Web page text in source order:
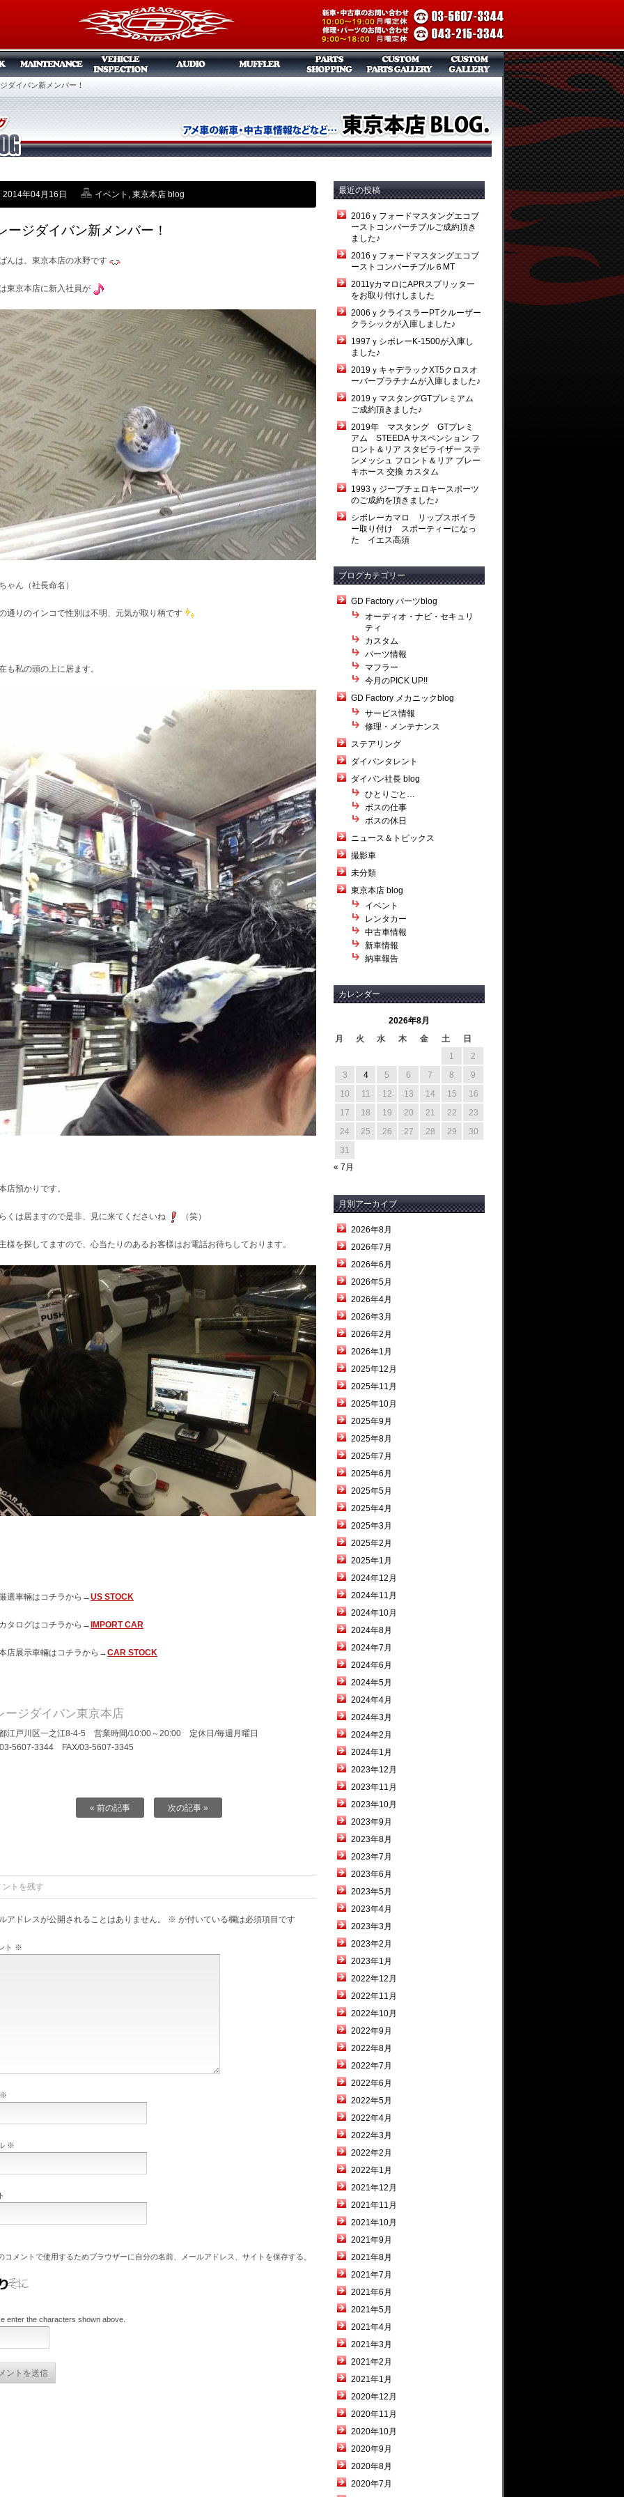
ダイバン新メンバー！
2014年04月16日 イベント , 東京本店 blog
ージダイバン新メンバー！
んは。東京本店の水野です
東京本店に新入社員が
ゃん（社長命名）
通りのインコで性別は不明、元気が取り柄です
も私の頭の上に居ます。
店預かりです。
くは居ますので是非、見に来てくださいね （笑）
様を探してますので、心当たりのあるお客様はお電話お待ちしております。
選車輛はコチラから→US STOCK
タログはコチラから→ IMPORT CAR
店展示車輛はコチラから→CAR STOCK
ージダイバン東京本店
江戸川区一之江8-4-5 営業時間/10:00～20:00 定休日/毎週月曜日
5607-3344 FAX/03-5607-3345
« 前の記事 次の記事 »
ントを残す
アドレスが公開されることはありません。 ※ が付いている欄は必須項目です
ト ※
※
※
コメントで使用するためブラウザーに自分の名前、メールアドレス、サイトを保存する。
enter the characters shown above.
最近の投稿
2016ｙフォードマスタングエコブ
ーストコンバーチブルご成約頂き
ました♪
2016ｙフォードマスタングエコブ
ーストコンバーチブル６MT
2011yカマロにAPRスプリッター
をお取り付けしました
2006ｙクライスラーPTクルーザー
クラシックが入庫しました♪
1997ｙシボレーK-1500が入庫し
ました♪
2019ｙキャデラックXT5クロスオ
ーバープラチナムが入庫しました♪
2019ｙマスタングGTプレミアム
ご成約頂きました♪
2019年 マスタング GTプレミ
アム STEEDA サスペンション フ
ロント＆リア スタビライザー ステ
ンメッシュ フロント＆リア ブレー
キホース 交換 カスタム
1993ｙジープチェロキースポーツ
のご成約を頂きました♪
シボレーカマロ リップスポイラ
ー取り付け スポーティーになっ
た イエス高須
ブログカテゴリー
GD Factory パーツblog
オーディオ・ナビ・セキュリ
ティ
カスタム
パーツ情報
マフラー
今月のPICK UP!!
GD Factory メカニックblog
サービス情報
修理・メンテナンス
ステアリング
ダイバンタレント
ダイバン社長 blog
ひとりごと…
ボスの仕事
ボスの休日
ニュース＆トピックス
撮影車
未分類
東京本店 blog
イベント
レンタカー
中古車情報
新車情報
納車報告
カレンダー
2026年8月
月
火 水 木 金 土
日
1
2
3
4 5 6 7 8
9
10
11 12 13 14 15
16
17
18 19 20 21 22
23
24
25 26 27 28 29
30
31
« 7月
月別アーカイブ
2026年8月
2026年7月
2026年6月
2026年5月
2026年4月
2026年3月
2026年2月
2026年1月
2025年12月
2025年11月
2025年10月
2025年9月
2025年8月
2025年7月
2025年6月
2025年5月
2025年4月
2025年3月
2025年2月
2025年1月
2024年12月
2024年11月
2024年10月
2024年8月
2024年7月
2024年6月
2024年5月
2024年4月
2024年3月
2024年2月
2024年1月
2023年12月
2023年11月
2023年10月
2023年9月
2023年8月
2023年7月
2023年6月
2023年5月
2023年4月
2023年3月
2023年2月
2023年1月
2022年12月
2022年11月
2022年10月
2022年9月
2022年8月
2022年7月
2022年6月
2022年5月
2022年4月
2022年3月
2022年2月
2022年1月
2021年12月
2021年11月
2021年10月
2021年9月
2021年8月
2021年7月
2021年6月
2021年5月
2021年4月
2021年3月
2021年2月
2021年1月
2020年12月
2020年11月
2020年10月
2020年9月
2020年8月
2020年7月